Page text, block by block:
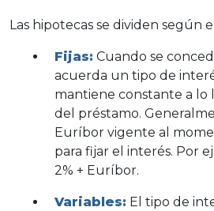
Las hipotecas se dividen según
Fijas: Cuando se
acuerda un tipo de
mantiene constante a lo
del préstamo.
Euríbor vigente al
para fijar el interés. Por
2% + Euríbor.
Variables: El tipo de